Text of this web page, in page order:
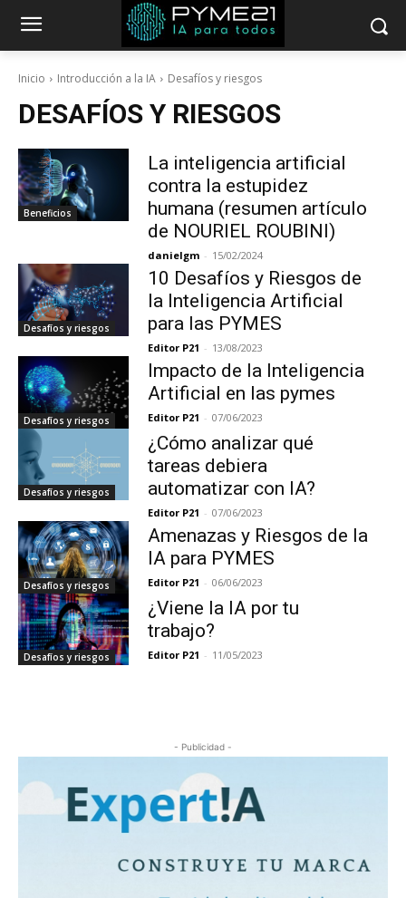
Inicio Introducción a la IA Desafíos y riesgos
DESAFÍOS Y RIESGOS
Beneficios
La inteligencia artificial
contra la estupidez
humana (resumen artículo
de NOURIEL ROUBINI)
danielgm - 15/02/2024
Desafíos y riesgos
10 Desafíos y Riesgos de
la Inteligencia Artificial
para las PYMES
Editor P21 - 13/08/2023
Desafíos y riesgos
Impacto de la Inteligencia
Artificial en las pymes
Editor P21 - 07/06/2023
Desafíos y riesgos
¿Cómo analizar qué
tareas debiera
automatizar con IA?
Editor P21 - 07/06/2023
Desafíos y riesgos
Amenazas y Riesgos de la
IA para PYMES
Editor P21 - 06/06/2023
Desafíos y riesgos
¿Viene la IA por tu
trabajo?
Editor P21 - 11/05/2023
- Publicidad -